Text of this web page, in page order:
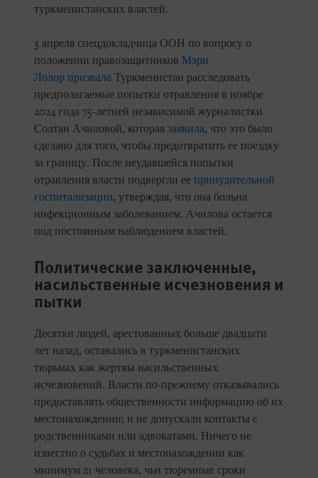
туркменистанских властей.
3 апреля спецдокладчица ООН по вопросу о
положении правозащитников Мэри
Лолор призвала Туркменистан расследовать
предполагаемые попытки отравления в ноябре
2024 года 75-летней независимой журналистки
Солтан Ачиловой, которая заявила, что это было
сделано для того, чтобы предотвратить ее поездку
за границу. После неудавшейся попытки
отравления власти подвергли ее принудительной
госпитализации, утверждая, что она больна
инфекционным заболеванием. Ачилова остается
под постоянным наблюдением властей.
Политические заключенные,
насильственные исчезновения и
пытки
Десятки людей, арестованных больше двадцати
лет назад, оставались в туркменистанских
тюрьмах как жертвы насильственных
исчезновений. Власти по-прежнему отказывались
предоставлять общественности информацию об их
местонахождении; и не допускали контакты с
родственниками или адвокатами. Ничего не
известно о судьбах и местонахождении как
минимум 21 человека, чьи тюремные сроки